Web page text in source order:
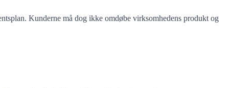
Kunderne må dog ikke omdøbe virksomhedens produkt og